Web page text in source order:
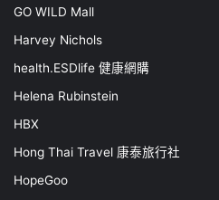
GO WILD Mall
Harvey Nichols
health.ESDlife 健康網購
Helena Rubinstein
HBX
Hong Thai Travel 康泰旅行社
HopeGoo